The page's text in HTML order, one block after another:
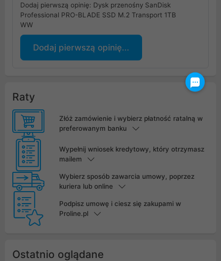
Dodaj pierwszą opinię: Dysk przenośny SanDisk
Professional PRO-BLADE SSD M.2 Transport 1TB
WW
Dodaj pierwszą opinię...
Raty
Złóż zamówienie i wybierz płatność ratalną w
preferowanym banku
Wypełnij wniosek kredytowy, który otrzymasz
mailem
Wybierz sposób zawarcia umowy, poprzez
kuriera lub online
Podpisz umowę i ciesz się zakupami w
Proline.pl
Ostatnio oglądane